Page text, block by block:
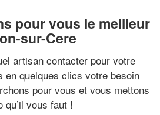
pour vous le meilleur
sur-Cere
artisan contacter pour votre
en quelques clics votre besoin
pour vous et vous mettons
vous faut !